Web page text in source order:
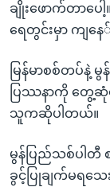
ချိုးဖောက်တာပေါ့
ရေတွင်းမှာ ကျန
မြန်မာစစ်တပ်နဲ့
ပြဿနာကို တွေ့ဆုံ
သူကဆိုပါတယ်။
မွန်ပြည်သစ်ပါတီ
ခွင့်ပြုချက်မရသ